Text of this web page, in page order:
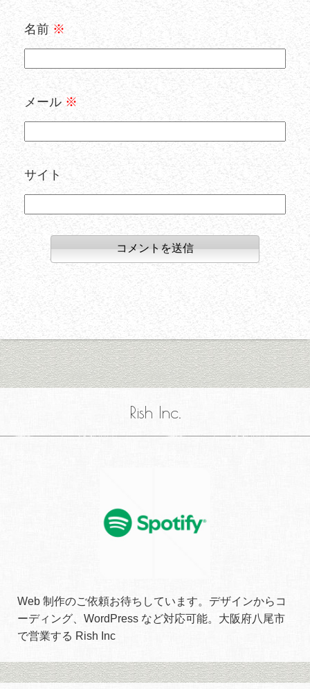
名前 ※
メール ※
サイト
Rish Inc.
Web 制作のご依頼お待ちしています。デザインからコ
ーディング、WordPress など対応可能。大阪府八尾市
で営業する Rish Inc